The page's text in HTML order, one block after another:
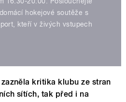
hokejové soutěže s
kteří v živých vstupech
kritika klubu ze stran
sítích, tak před i na